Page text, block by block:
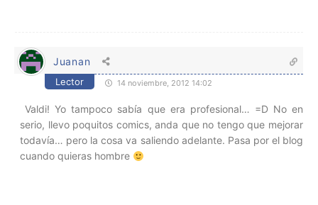
Juanan
Lector 14 noviembre, 2012 14:02
Valdi! Yo tampoco sabía que era profesional… =D No en
serio, llevo poquitos comics, anda que no tengo que mejorar
todavía… pero la cosa va saliendo adelante. Pasa por el blog
cuando quieras hombre